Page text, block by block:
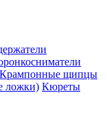
Крампонные щипцы
Кюреты